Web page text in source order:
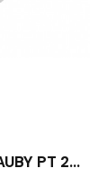
MEUBELKNOP DAUBY PT 20 WBS MAT WIT BRONS